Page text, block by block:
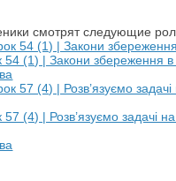
смотрят следующие
(1) | Закони збереження в
(4) | Розв’язуємо задачі